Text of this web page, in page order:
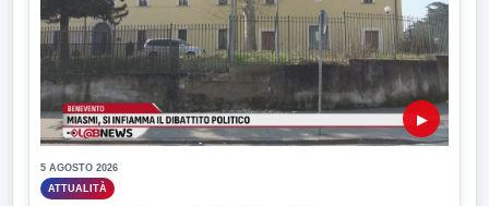
▶
5 AGOSTO 2026
ATTUALITÀ